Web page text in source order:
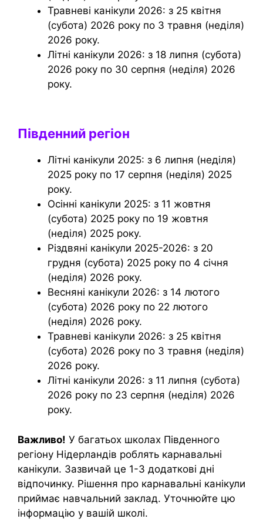
Травневі канікули 2026: з 25 квітня
(субота) 2026 року по 3 травня (неділя)
2026 року.
Літні канікули 2026: з 18 липня (субота)
2026 року по 30 серпня (неділя) 2026
року.
Південний регіон
Літні канікули 2025: з 6 липня (неділя)
2025 року по 17 серпня (неділя) 2025
року.
Осінні канікули 2025: з 11 жовтня
(субота) 2025 року по 19 жовтня
(неділя) 2025 року.
Різдвяні канікули 2025-2026: з 20
грудня (субота) 2025 року по 4 січня
(неділя) 2026 року.
Весняні канікули 2026: з 14 лютого
(субота) 2026 року по 22 лютого
(неділя) 2026 року.
Травневі канікули 2026: з 25 квітня
(субота) 2026 року по 3 травня (неділя)
2026 року.
Літні канікули 2026: з 11 липня (субота)
2026 року по 23 серпня (неділя) 2026
року.
Важливо! У багатьох школах Південного
регіону Нідерландів роблять карнавальні
канікули. Зазвичай це 1-3 додаткові дні
відпочинку. Рішення про карнавальні канікули
приймає навчальний заклад. Уточнюйте цю
інформацію у вашій школі.